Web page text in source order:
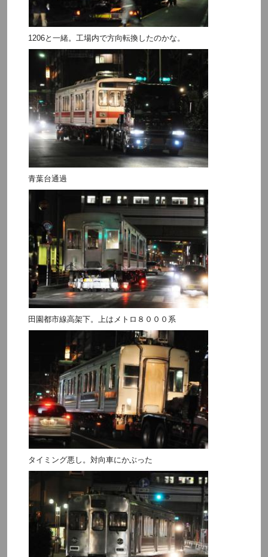
1206と一緒。工場内で方向転換したのかな。
青葉台通過
田園都市線高架下。上はメトロ８０００系
タイミング悪し。対向車にかぶった